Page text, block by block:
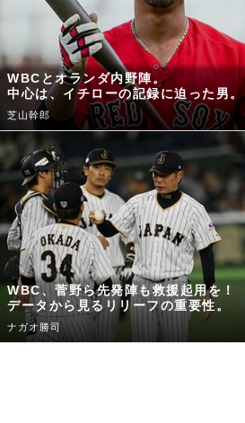
WBCとオランダ内野陣。
中心は、イチローの記録に迫った男。
芝山幹郎
WBC、菅野ら先発陣も救援起用を！
データから見るリリーフの重要性。
ナガオ勝司